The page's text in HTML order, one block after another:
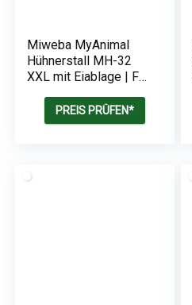
Miweba MyAnimal
Hühnerstall MH-32
XXL mit Eiablage | Für
mit Freilaufgehege | 2
Sitzstangen |
PREIS PRÜFEN*